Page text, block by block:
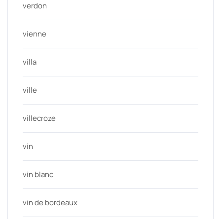
verdon
vienne
villa
ville
villecroze
vin
vin blanc
vin de bordeaux